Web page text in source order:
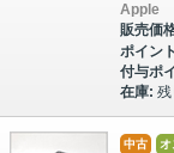
Apple
販売価
ポイン
付与ポ
在庫: 残
中古